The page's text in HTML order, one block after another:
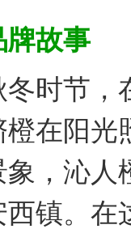
牌故事
冬时节，
橙在阳光
象，沁
西镇。在